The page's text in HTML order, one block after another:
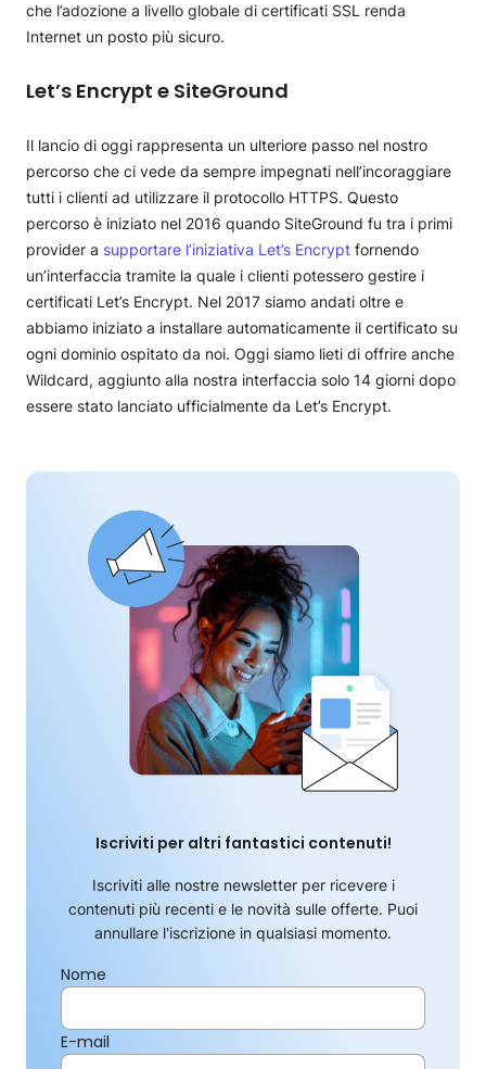
che l’adozione a livello globale di certificati SSL renda
Internet un posto più sicuro.
Let’s Encrypt e SiteGround
Il lancio di oggi rappresenta un ulteriore passo nel nostro
percorso che ci vede da sempre impegnati nell’incoraggiare
tutti i clienti ad utilizzare il protocollo HTTPS. Questo
percorso è iniziato nel 2016 quando SiteGround fu tra i primi
provider a supportare l’iniziativa Let’s Encrypt fornendo
un’interfaccia tramite la quale i clienti potessero gestire i
certificati Let’s Encrypt. Nel 2017 siamo andati oltre e
abbiamo iniziato a installare automaticamente il certificato su
ogni dominio ospitato da noi. Oggi siamo lieti di offrire anche
Wildcard, aggiunto alla nostra interfaccia solo 14 giorni dopo
essere stato lanciato ufficialmente da Let’s Encrypt.
Iscriviti per altri fantastici contenuti!
Iscriviti alle nostre newsletter per ricevere i
contenuti più recenti e le novità sulle offerte. Puoi
annullare l'iscrizione in qualsiasi momento.
Nome
E-mail